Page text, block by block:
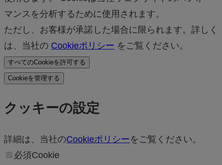
マンスを分析するために使用されます。
ただし、お客様が承諾した場合に限られます。詳しく
は、当社の Cookieポリシー をご覧ください。
すべてのCookieを許可する
Cookieを管理する
クッキーの設定
詳細は、当社のCookieポリシーをご覧ください。
必須Cookie